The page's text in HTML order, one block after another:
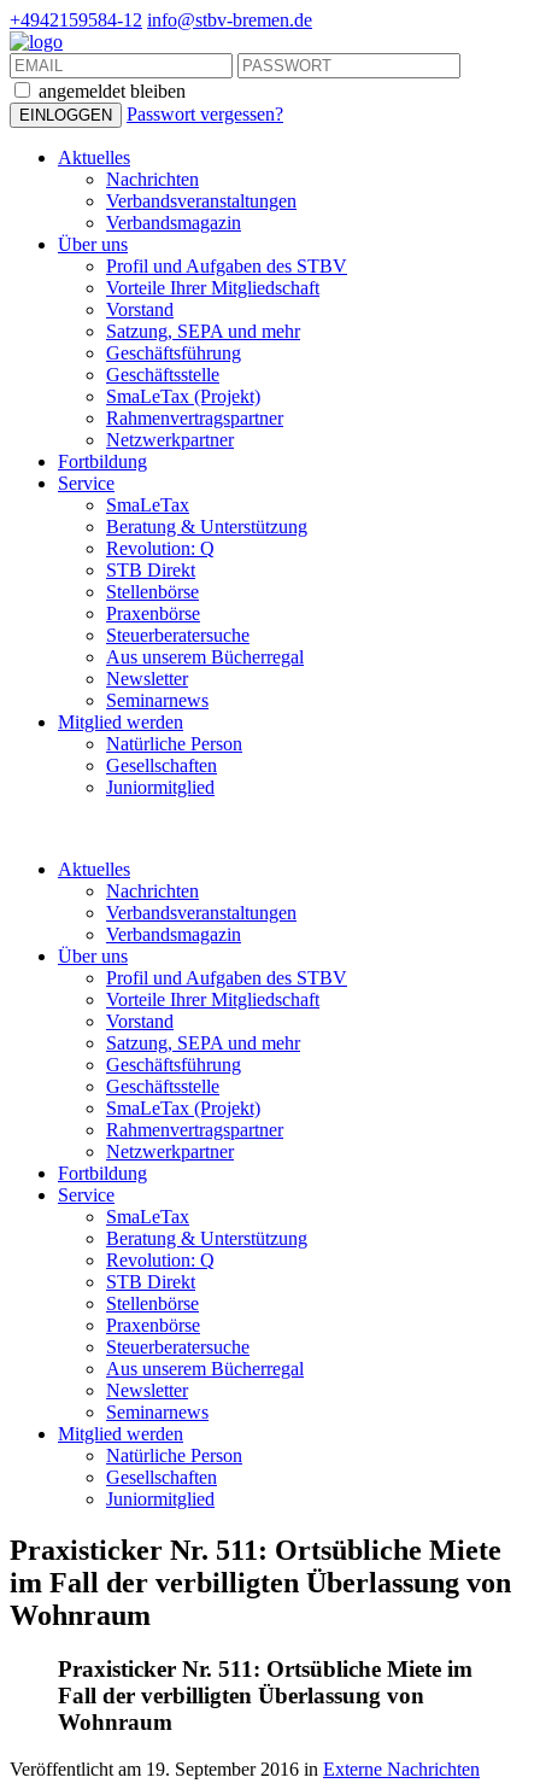
+4942159584-12 info@stbv-bremen.de
angemeldet bleiben
Passwort vergessen?
Aktuelles
Nachrichten
Verbandsveranstaltungen
Verbandsmagazin
Über uns
Profil und Aufgaben des STBV
Vorteile Ihrer Mitgliedschaft
Vorstand
Satzung, SEPA und mehr
Geschäftsführung
Geschäftsstelle
SmaLeTax (Projekt)
Rahmenvertragspartner
Netzwerkpartner
Fortbildung
Service
SmaLeTax
Beratung & Unterstützung
Revolution: Q
STB Direkt
Stellenbörse
Praxenbörse
Steuerberatersuche
Aus unserem Bücherregal
Newsletter
Seminarnews
Mitglied werden
Natürliche Person
Gesellschaften
Juniormitglied
Aktuelles
Nachrichten
Verbandsveranstaltungen
Verbandsmagazin
Über uns
Profil und Aufgaben des STBV
Vorteile Ihrer Mitgliedschaft
Vorstand
Satzung, SEPA und mehr
Geschäftsführung
Geschäftsstelle
SmaLeTax (Projekt)
Rahmenvertragspartner
Netzwerkpartner
Fortbildung
Service
SmaLeTax
Beratung & Unterstützung
Revolution: Q
STB Direkt
Stellenbörse
Praxenbörse
Steuerberatersuche
Aus unserem Bücherregal
Newsletter
Seminarnews
Mitglied werden
Natürliche Person
Gesellschaften
Juniormitglied
Praxisticker Nr. 511: Ortsübliche Miete
im Fall der verbilligten Überlassung von
Wohnraum
Praxisticker Nr. 511: Ortsübliche Miete im
Fall der verbilligten Überlassung von
Wohnraum
Veröffentlicht am 19. September 2016 in Externe Nachrichten